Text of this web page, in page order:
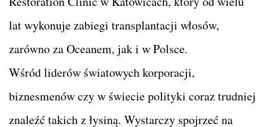
lat wykonuje zabiegi transplantacji włosów,
zarówno za Oceanem, jak i w Polsce.
Wśród liderów światowych korporacji,
biznesmenów czy w świecie polityki coraz trudniej
znaleźć takich z łysiną. Wystarczy spojrzeć na